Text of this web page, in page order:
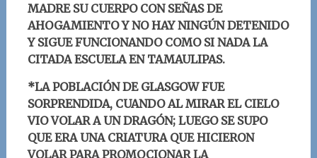
MADRE SU CUERPO CON SEÑAS DE
AHOGAMIENTO Y NO HAY NINGÚN DETENIDO
Y SIGUE FUNCIONANDO COMO SI NADA LA
CITADA ESCUELA EN TAMAULIPAS.
*LA POBLACIÓN DE GLASGOW FUE
SORPRENDIDA, CUANDO AL MIRAR EL CIELO
VIO VOLAR A UN DRAGÓN; LUEGO SE SUPO
QUE ERA UNA CRIATURA QUE HICIERON
VOLAR PARA PROMOCIONAR LA